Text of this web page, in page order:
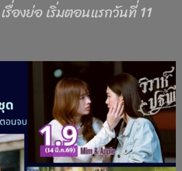
องย่อ เริ่มตอนแรกวันที่ 11